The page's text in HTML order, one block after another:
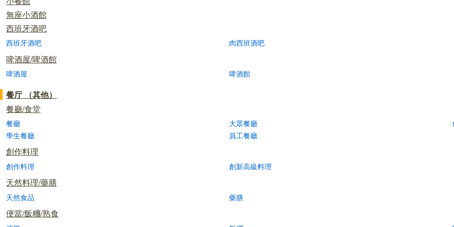
無座小酒館
西班牙酒吧
西班牙酒吧 肉西班酒吧
啤酒屋/啤酒館
啤酒屋 啤酒館
餐厅 （其他）
餐廳/食堂
餐廳 大眾餐廳
學生餐廳
員工餐廳
創作料理
創作料理 創新高級料理
天然料理/藥膳
天然食品 藥膳
便當/飯糰/熟食